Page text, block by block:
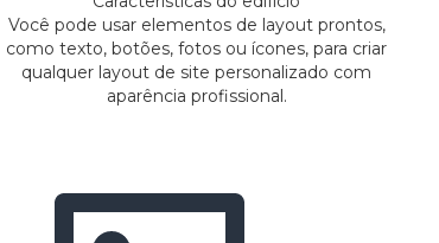
Você pode usar elementos de layout prontos,
como texto, botões, fotos ou ícones, para criar
qualquer layout de site personalizado com
aparência profissional.